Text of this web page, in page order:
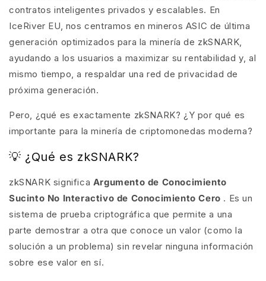
contratos inteligentes privados y escalables. En
IceRiver EU, nos centramos en mineros ASIC de última
generación optimizados para la minería de zkSNARK,
ayudando a los usuarios a maximizar su rentabilidad y, al
mismo tiempo, a respaldar una red de privacidad de
próxima generación.
Pero, ¿qué es exactamente zkSNARK? ¿Y por qué es
importante para la minería de criptomonedas moderna?
💡 ¿Qué es zkSNARK?
zkSNARK significa Argumento de Conocimiento
Sucinto No Interactivo de Conocimiento Cero . Es un
sistema de prueba criptográfica que permite a una
parte demostrar a otra que conoce un valor (como la
solución a un problema) sin revelar ninguna información
sobre ese valor en sí.